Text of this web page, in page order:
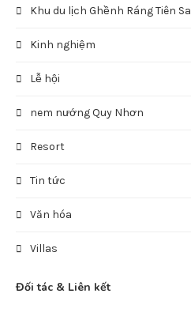
Khu du lịch Ghềnh Ráng Tiên Sa
Kinh nghiệm
Lễ hội
nem nướng Quy Nhơn
Resort
Tin tức
Văn hóa
Villas
Đối tác & Liên kết